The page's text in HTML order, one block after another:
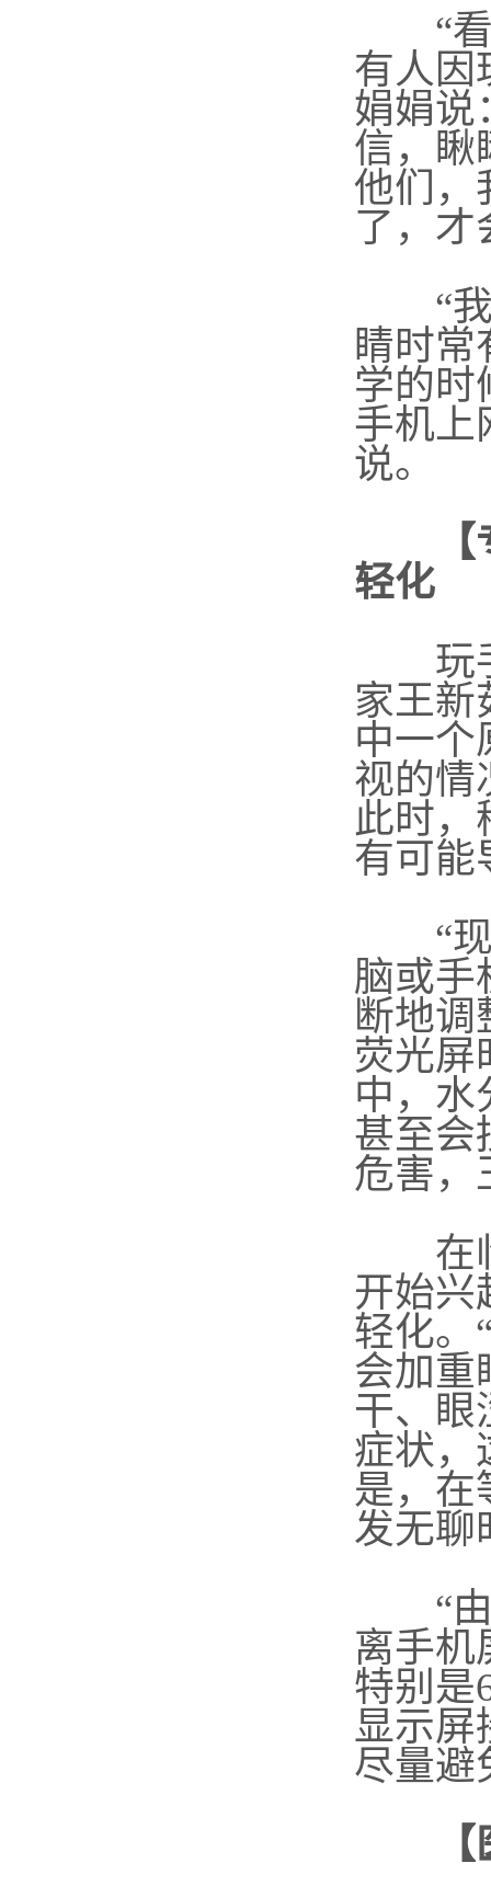
“看
有人因
娟娟说
信，瞅
他们，
了，才
“我
睛时
学的时
手机上
说。
【
轻化
玩手
家王新
中一个
视的情
此时，
有可能
“现
脑或手
断地
荧光屏
中，水
甚至会
危害，
在临
开始兴
轻化。
会加重
干、眼
症状，
是，在
发无聊
“由
离手机
特别是
显示屏
尽量避